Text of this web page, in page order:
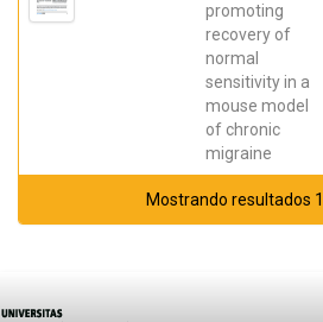
promoting
recovery of
normal
sensitivity in a
mouse model
of chronic
migraine
Mostrando resultados